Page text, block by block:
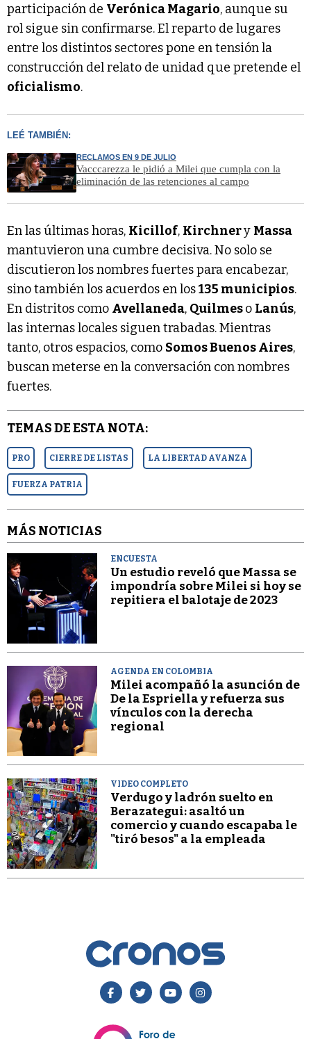
participación de Verónica Magario, aunque su
rol sigue sin confirmarse. El reparto de lugares
entre los distintos sectores pone en tensión la
construcción del relato de unidad que pretende el
oficialismo.
LEÉ TAMBIÉN:
RECLAMOS EN 9 DE JULIO
Vacccarezza le pidió a Milei que cumpla con la
eliminación de las retenciones al campo
En las últimas horas, Kicillof, Kirchnery Massa
mantuvieron una cumbre decisiva. No solo se
discutieron los nombres fuertes para encabezar,
sino también los acuerdos en los135 municipios.
En distritos como Avellaneda, Quilmeso Lanús,
las internas locales siguen trabadas. Mientras
tanto, otros espacios, como Somos Buenos Aires,
buscan meterse en la conversación con nombres
fuertes.
TEMAS DE ESTA NOTA:
PRO CIERRE DE LISTAS LA LIBERTAD AVANZA
FUERZA PATRIA
MÁS NOTICIAS
ENCUESTA
Un estudio reveló que Massa se
impondría sobre Milei si hoy se
repitiera el balotaje de 2023
AGENDA EN COLOMBIA
Milei acompañó la asunción de
De la Espriella y refuerza sus
vínculos con la derecha
regional
VIDEO COMPLETO
Verdugo y ladrón suelto en
Berazategui: asaltó un
comercio y cuando escapaba le
"tiró besos" a la empleada